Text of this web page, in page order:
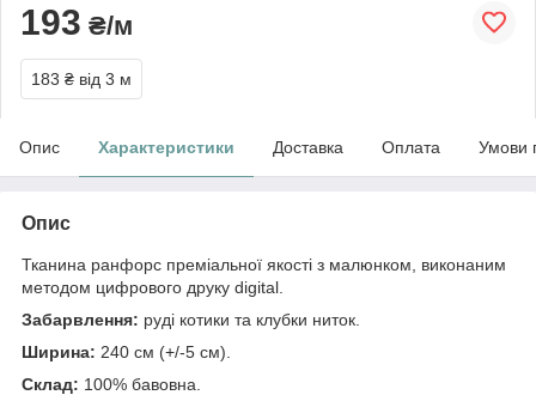
193 ₴/м
183 ₴ від 3 м
Опис Характеристики Доставка Оплата Умови
Опис
Тканина ранфорс преміальної якості з малюнком, виконаним
методом цифрового друку digital.
Забарвлення: руді котики та клубки ниток.
Ширина: 240 см (+/-5 см).
Склад: 100% бавовна.